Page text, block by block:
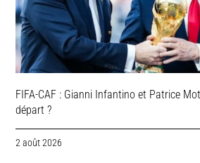
FIFA-CAF : Gianni Infantino et Patrice
départ ?
2 août 2026